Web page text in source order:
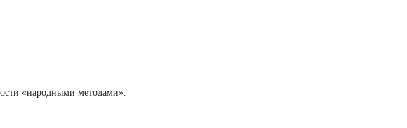
«народными методами».